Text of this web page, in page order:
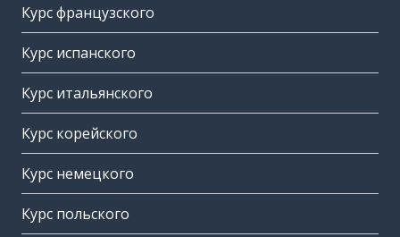
Курс французского
Курс испанского
Курс итальянского
Курс корейского
Курс немецкого
Курс польского